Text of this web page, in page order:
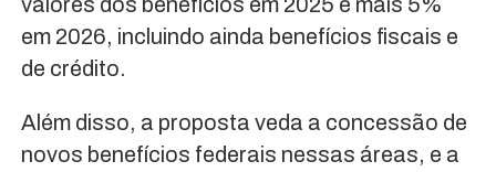
em 2026, incluindo ainda benefícios fiscais e
de crédito.
Além disso, a proposta veda a concessão de
novos benefícios federais nessas áreas, e a